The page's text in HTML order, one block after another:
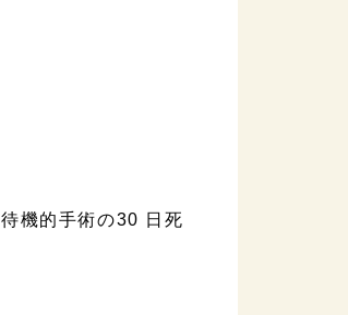
機的手術の30 日死